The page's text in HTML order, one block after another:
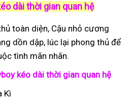
dài thời gian quan hệ
toàn diện, Cậu nhỏ cương
dồn dập, lúc lại phong thủ để
tình mãn nhãn.
kéo dài thời gian quan hệ
Kì